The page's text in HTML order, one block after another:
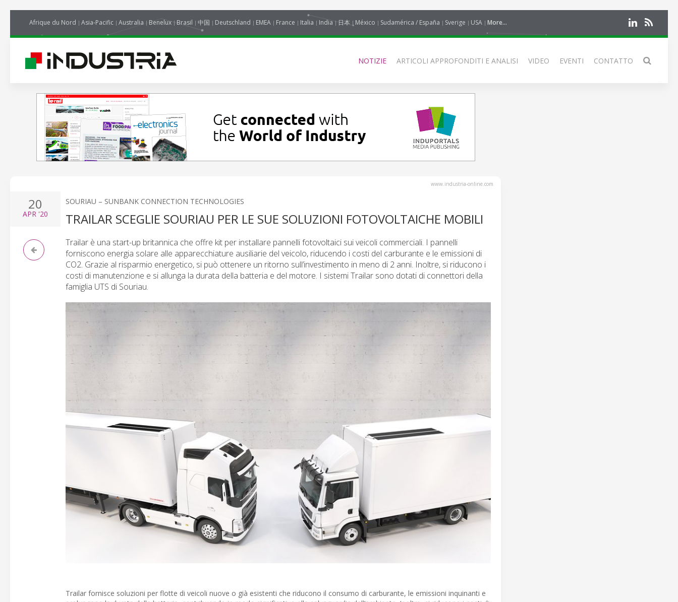
Afrique du Nord Asia-Pacific Australia Benelux Brasil 中国 Deutschland EMEA France Italia India 日本 México Sudamérica / España Sverige USA More...
NOTIZIE ARTICOLI APPROFONDITI E ANALISI VIDEO EVENTI CONTATTO
www.industria-online.com
20
APR '20
SOURIAU – SUNBANK CONNECTION TECHNOLOGIES
TRAILAR SCEGLIE SOURIAU PER LE SUE SOLUZIONI FOTOVOLTAICHE MOBILI
Trailar è una start-up britannica che offre kit per installare pannelli fotovoltaici sui veicoli commerciali. I pannelli
forniscono energia solare alle apparecchiature ausiliarie del veicolo, riducendo i costi del carburante e le emissioni di
CO2. Grazie al risparmio energetico, si può ottenere un ritorno sull’investimento in meno di 2 anni. Inoltre, si riducono i
costi di manutenzione e si allunga la durata della batteria e del motore. I sistemi Trailar sono dotati di connettori della
famiglia UTS di Souriau.
Trailar fornisce soluzioni per flotte di veicoli nuove o già esistenti che riducono il consumo di carburante, le emissioni inquinanti e